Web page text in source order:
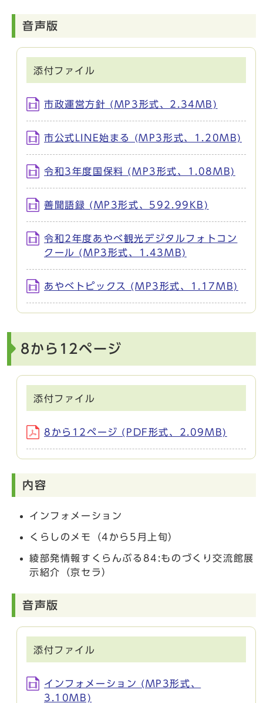
音声版
添付ファイル
市政運営方針 (MP3形式、2.34MB)
市公式LINE始まる (MP3形式、1.20MB)
令和3年度国保料 (MP3形式、1.08MB)
善聞語録 (MP3形式、592.99KB)
令和2年度あやべ観光デジタルフォトコン
クール (MP3形式、1.43MB)
あやべトピックス (MP3形式、1.17MB)
8から12ページ
添付ファイル
8から12ページ (PDF形式、2.09MB)
内容
インフォメーション
くらしのメモ（4から5月上旬）
綾部発情報すくらんぶる84:ものづくり交流館展
示紹介（京セラ）
音声版
添付ファイル
インフォメーション (MP3形式、
3.10MB)